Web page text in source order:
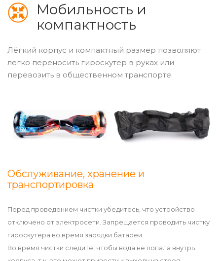
Мобильность и
компактность
Лёгкий корпус и компактный размер позволяют
легко переносить гироскутер в руках или
перевозить в общественном транспорте.
Обслуживание, хранение и
транспортировка
Перед проведением чистки убедитесь, что устройство
отключено от электросети. Запрещается проводить чистку
гироскутера во время зарядки батареи.
Во время чистки следите, чтобы вода не попала внутрь